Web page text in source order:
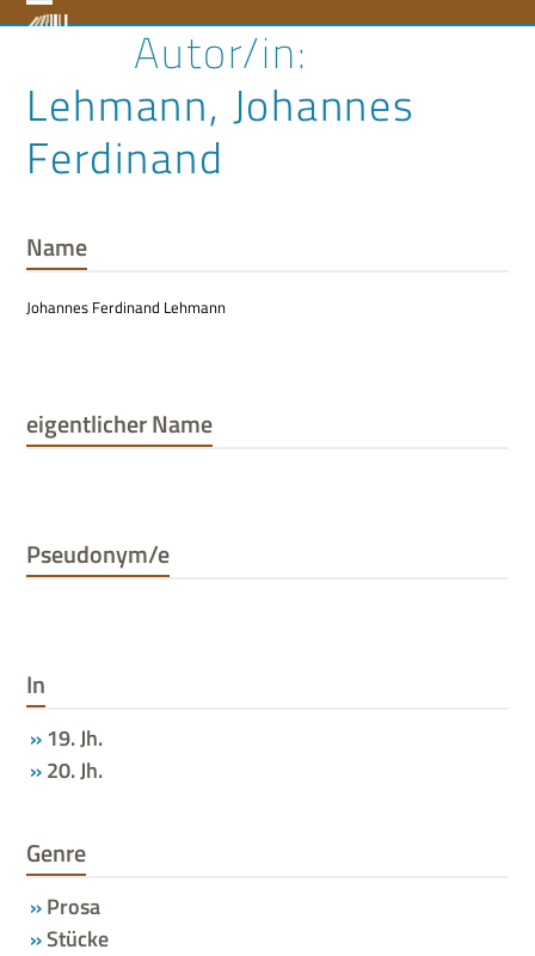
to Open
menu
Close
menu
Lehmann, Johannes
Ferdinand
Name
Johannes Ferdinand Lehmann
eigentlicher Name
Pseudonym/e
In
19. Jh.
20. Jh.
Genre
Prosa
Stücke